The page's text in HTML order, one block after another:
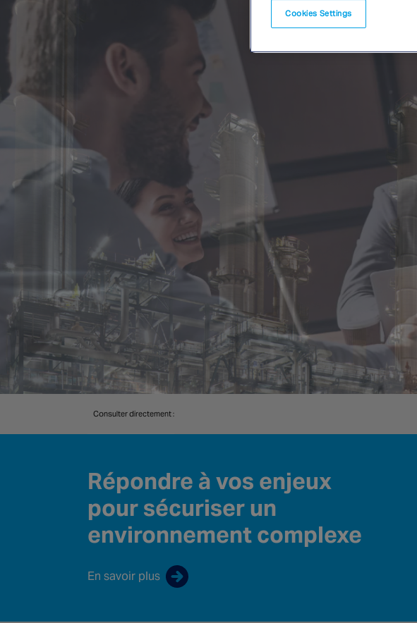
Consulter directement :
Répondre à vos enjeux
pour sécuriser un
environnement complexe
En savoir plus
Cookies Settings